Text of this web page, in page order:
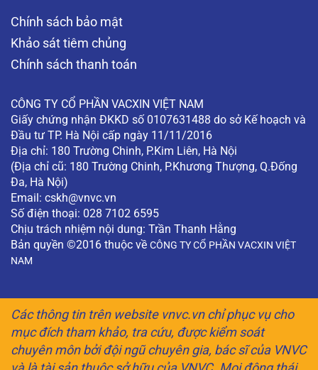
Chính sách bảo mật
Khảo sát tiêm chủng
Chính sách thanh toán
CÔNG TY CỔ PHẦN VACXIN VIỆT NAM
Giấy chứng nhận ĐKKD số 0107631488 do sở Kế hoạch và
Đầu tư TP. Hà Nội cấp ngày 11/11/2016
Địa chỉ: 180 Trường Chinh, P.Kim Liên, Hà Nội
(Địa chỉ cũ: 180 Trường Chinh, P.Khương Thượng, Q.Đống
Đa, Hà Nội)
Email: cskh@vnvc.vn
Số điện thoại: 028 7102 6595
Chịu trách nhiệm nội dung: Trần Thanh Hằng
Bản quyền ©2016 thuộc về CÔNG TY CỔ PHẦN VACXIN VIỆT
NAM
Các thông tin trên website vnvc.vn chỉ phục vụ cho
mục đích tham khảo, tra cứu, được kiểm soát
chuyên môn bởi đội ngũ chuyên gia, bác sĩ của VNVC